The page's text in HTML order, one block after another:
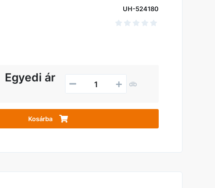
UH-524180
Egyedi ár db
Kosárba